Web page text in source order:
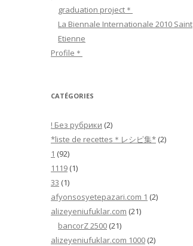
r
graduation project＊
La Biennale Internationale 2010 Saint
Etienne
Profile＊
CATÉGORIES
! Без рубрики (2)
*liste de recettes＊レシピ集* (2)
1 (92)
1119 (1)
33 (1)
afyonsosyetepazari.com 1 (2)
alizeyeniufuklar.com (21)
bancorZ 2500 (21)
alizeyeniufuklar.com 1000 (2)